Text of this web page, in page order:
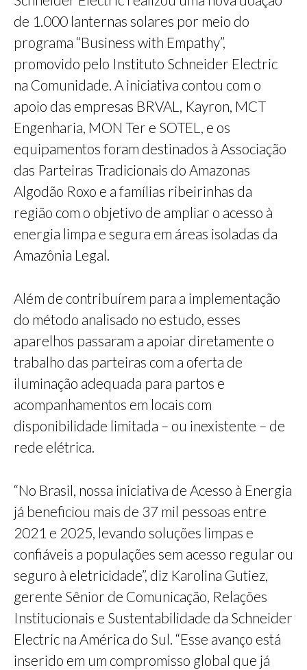
de 1.000 lanternas solares por meio do
programa “Business with Empathy”,
promovido pelo Instituto Schneider Electric
na Comunidade. A iniciativa contou com o
apoio das empresas BRVAL, Kayron, MCT
Engenharia, MON Ter e SOTEL, e os
equipamentos foram destinados à Associação
das Parteiras Tradicionais do Amazonas
Algodão Roxo e a famílias ribeirinhas da
região com o objetivo de ampliar o acesso à
energia limpa e segura em áreas isoladas da
Amazônia Legal.
Além de contribuírem para a implementação
do método analisado no estudo, esses
aparelhos passaram a apoiar diretamente o
trabalho das parteiras com a oferta de
iluminação adequada para partos e
acompanhamentos em locais com
disponibilidade limitada – ou inexistente – de
rede elétrica.
“No Brasil, nossa iniciativa de Acesso à Energia
já beneficiou mais de 37 mil pessoas entre
2021 e 2025, levando soluções limpas e
confiáveis a populações sem acesso regular ou
seguro à eletricidade”, diz Karolina Gutiez,
gerente Sênior de Comunicação, Relações
Institucionais e Sustentabilidade da Schneider
Electric na América do Sul. “Esse avanço está
inserido em um compromisso global que já